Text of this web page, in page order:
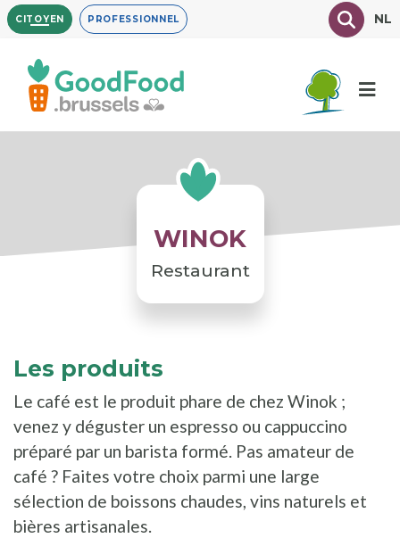
Aller
au
contenu
principal
CITOYEN PROFESSIONNEL TexteNL
WINOK
Restaurant
Les produits
Le café est le produit phare de chez Winok ;
venez y déguster un espresso ou cappuccino
préparé par un barista formé. Pas amateur de
café ? Faites votre choix parmi une large
sélection de boissons chaudes, vins naturels et
bières artisanales.